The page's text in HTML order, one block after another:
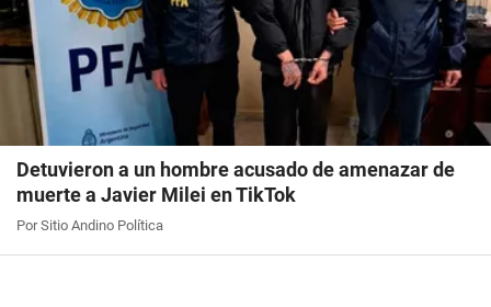
Detuvieron a un hombre acusado de amenazar de
muerte a Javier Milei en TikTok
Por Sitio Andino Política